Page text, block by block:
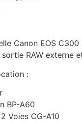
Canon EOS
RAW externe
:
BP-A60
Voies CG-A10